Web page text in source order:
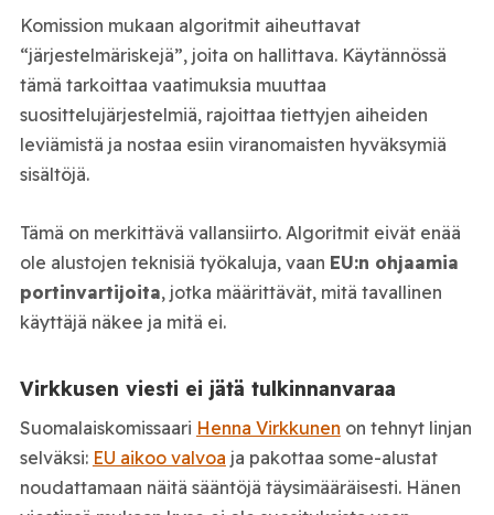
Komission mukaan algoritmit aiheuttavat
“järjestelmäriskejä”, joita on hallittava. Käytännössä
tämä tarkoittaa vaatimuksia muuttaa
suosittelujärjestelmiä, rajoittaa tiettyjen aiheiden
leviämistä ja nostaa esiin viranomaisten hyväksymiä
sisältöjä.
Tämä on merkittävä vallansiirto. Algoritmit eivät enää
ole alustojen teknisiä työkaluja, vaan EU:n ohjaamia
portinvartijoita, jotka määrittävät, mitä tavallinen
käyttäjä näkee ja mitä ei.
Virkkusen viesti ei jätä tulkinnanvaraa
Suomalaiskomissaari Henna Virkkunen on tehnyt linjan
selväksi: EU aikoo valvoa ja pakottaa some-alustat
noudattamaan näitä sääntöjä täysimääräisesti. Hänen